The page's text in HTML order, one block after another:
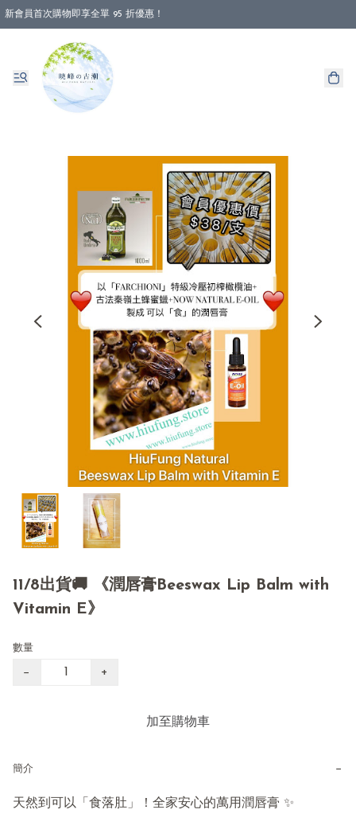
新會員首次購物即享全單 95 折優惠！
消費即享全單 88 折優惠！
11/8出貨🚚 《潤唇膏Beeswax Lip Balm with
Vitamin E》
數量
− +
加至購物車
簡介 −
天然到可以「食落肚」！全家安心的萬用潤唇膏 ✨